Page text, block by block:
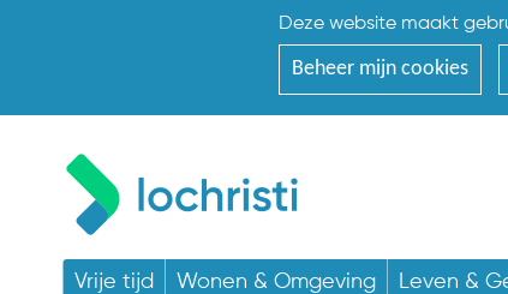
Deze website maakt
Beheer mijn cookies
Vrije tijd Wonen & Omgeving Leven &